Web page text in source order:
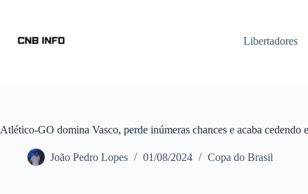
Libertadores
Atlético-GO domina Vasco, perde inúmeras chances e acaba cedendo
João Pedro Lopes 01/08/2024 Copa do Brasil